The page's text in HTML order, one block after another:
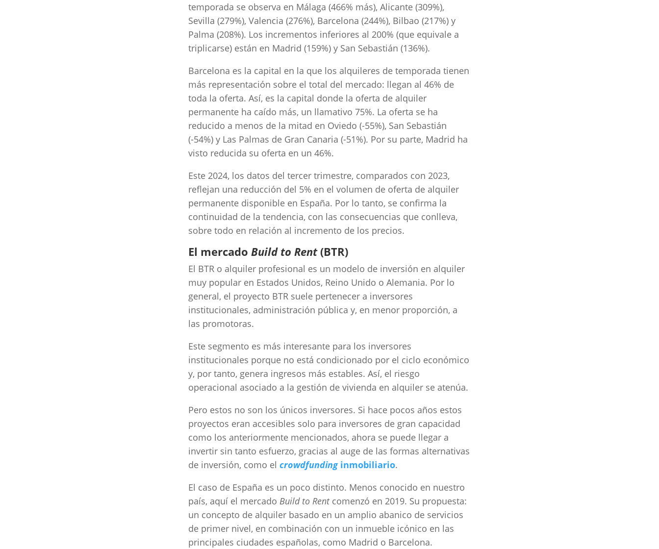
temporada se observa en Málaga (466% más), Alicante (309%),
Sevilla (279%), Valencia (276%), Barcelona (244%), Bilbao (217%) y
Palma (208%). Los incrementos inferiores al 200% (que equivale a
triplicarse) están en Madrid (159%) y San Sebastián (136%).
Barcelona es la capital en la que los alquileres de temporada tienen
más representación sobre el total del mercado: llegan al 46% de
toda la oferta. Así, es la capital donde la oferta de alquiler
permanente ha caído más, un llamativo 75%. La oferta se ha
reducido a menos de la mitad en Oviedo (-55%), San Sebastián
(-54%) y Las Palmas de Gran Canaria (-51%). Por su parte, Madrid ha
visto reducida su oferta en un 46%.
Este 2024, los datos del tercer trimestre, comparados con 2023,
reflejan una reducción del 5% en el volumen de oferta de alquiler
permanente disponible en España. Por lo tanto, se confirma la
continuidad de la tendencia, con las consecuencias que conlleva,
sobre todo en relación al incremento de los precios.
El mercado Build to Rent(BTR)
El BTR o alquiler profesional es un modelo de inversión en alquiler
muy popular en Estados Unidos, Reino Unido o Alemania. Por lo
general, el proyecto BTR suele pertenecer a inversores
institucionales, administración pública y, en menor proporción, a
las promotoras.
Este segmento es más interesante para los inversores
institucionales porque no está condicionado por el ciclo económico
y, por tanto, genera ingresos más estables. Así, el riesgo
operacional asociado a la gestión de vivienda en alquiler se atenúa.
Pero estos no son los únicos inversores. Si hace pocos años estos
proyectos eran accesibles solo para inversores de gran capacidad
como los anteriormente mencionados, ahora se puede llegar a
invertir sin tanto esfuerzo, gracias al auge de las formas alternativas
de inversión, como el crowdfundinginmobiliario.
El caso de España es un poco distinto. Menos conocido en nuestro
país, aquí el mercado Build to Rentcomenzó en 2019. Su propuesta:
un concepto de alquiler basado en un amplio abanico de servicios
de primer nivel, en combinación con un inmueble icónico en las
principales ciudades españolas, como Madrid o Barcelona.